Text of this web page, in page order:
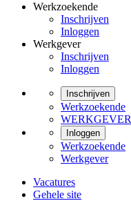
Werkzoekende
Inschrijven
Inloggen
Werkgever
Inschrijven
Inloggen
Inschrijven
Werkzoekende
WERKGEVER
Inloggen
Werkzoekende
Werkgever
Vacatures
Gehele site